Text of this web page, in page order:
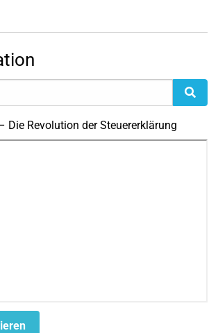
Die Revolution der Steuererklärung